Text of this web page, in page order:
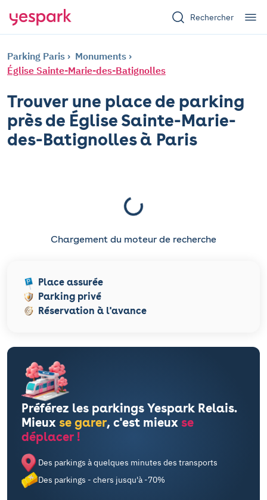
Rechercher
Parking Paris
Monuments
Église Sainte-Marie-des-Batignolles
Trouver une place de parking
près de Église Sainte-Marie-
des-Batignolles à Paris
Chargement du moteur de recherche
Place assurée
Parking privé
Réservation à l'avance
Préférez les parkings Yespark Relais.
Mieux se garer, c'est mieux se
déplacer !
Des parkings à quelques minutes des transports
Des parkings - chers jusqu'à -70%